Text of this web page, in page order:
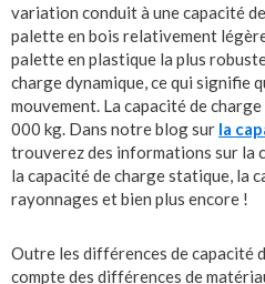
variation conduit à une capacité
palette en bois relativement
palette en plastique la plus
charge dynamique, ce qui signifie
mouvement. La capacité de
000 kg. Dans notre blog sur la
trouverez des informations sur la
la capacité de charge statique, la
rayonnages et bien plus encore !
Outre les différences de capacité
compte des différences de